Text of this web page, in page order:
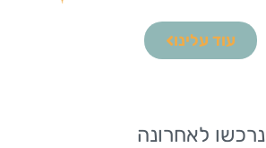
עוד עלינו
נרכשו לאחרונה